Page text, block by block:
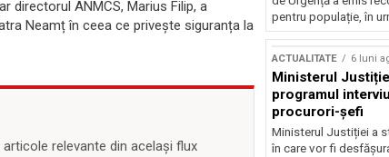
directorul ANMCS, Marius Filip, a
Neamț în ceea ce privește siguranța la
relevante din același flux
pentru populație, în
ACTUALITATE 6 luni
Ministerul
programul
procurori-șefi
Ministerul Justiției a
în care vor fi